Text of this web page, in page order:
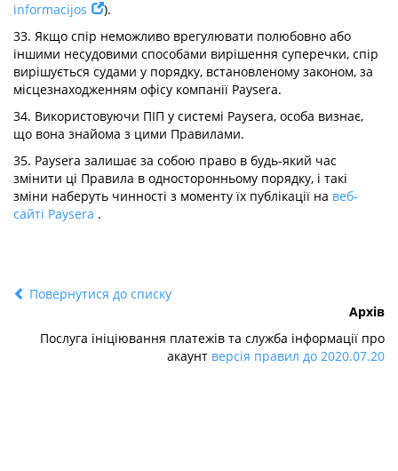
informacijos
).
33. Якщо спір неможливо врегулювати полюбовно або
іншими несудовими способами вирішення суперечки, спір
вирішується судами у порядку, встановленому законом, за
місцезнаходженням офісу компанії Paysera.
34. Використовуючи ПІП у системі Paysera, особа визнає,
що вона знайома з цими Правилами.
35. Paysera залишає за собою право в будь-який час
змінити ці Правила в односторонньому порядку, і такі
зміни наберуть чинності з моменту їх публікації на веб-
сайті Paysera .
Повернутися до списку
Архів
Послуга ініціювання платежів та служба інформації про
акаунт версія правил до 2020.07.20